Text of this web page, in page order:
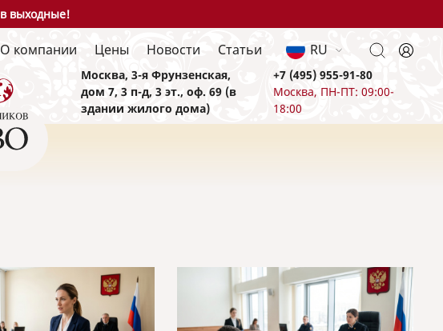
выходные!
О компании Цены Новости Статьи RU
Москва, 3-я Фрунзенская,
дом 7, 3 п-д, 3 эт., оф. 69 (в
здании жилого дома)
+7 (495) 955-91-80
Москва, ПН-ПТ: 09:00-
18:00